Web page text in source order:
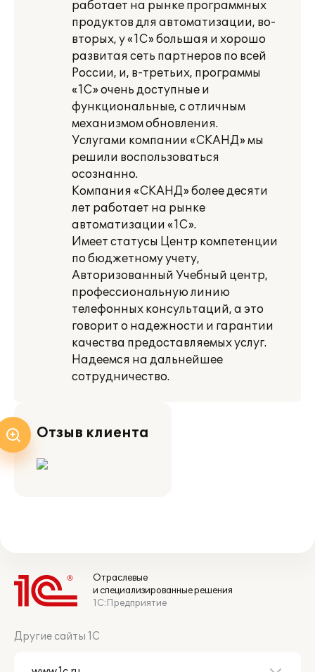
работает на рынке программных
продуктов для автоматизации, во-
вторых, у «1С» большая и хорошо
развитая сеть партнеров по всей
России, и, в-третьих, программы
«1С» очень доступные и
функциональные, с отличным
механизмом обновления.
Услугами компании «СКАНД» мы
решили воспользоваться
осознанно.
Компания «СКАНД» более десяти
лет работает на рынке
автоматизации «1С».
Имеет статусы Центр компетенции
по бюджетному учету,
Авторизованный Учебный центр,
профессиональную линию
телефонных консультаций, а это
говорит о надежности и гарантии
качества предоставляемых услуг.
Надеемся на дальнейшее
сотрудничество.
Отзыв клиента
Отраслевые
и специализированные решения
1С:Предприятие
Другие сайты 1С